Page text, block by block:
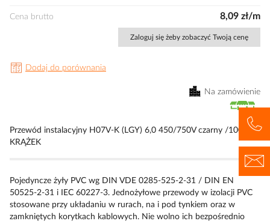
Cena brutto 8,09 zł/m
Zaloguj się żeby zobaczyć Twoją cenę
Dodaj do porównania
Na zamówienie
Przewód instalacyjny H07V-K (LGY) 6,0 450/750V czarny /100m/
KRĄŻEK
Pojedyncze żyły PVC wg DIN VDE 0285-525-2-31 / DIN EN
50525-2-31 i IEC 60227-3. Jednożyłowe przewody w izolacji PVC
stosowane przy układaniu w rurach, na i pod tynkiem oraz w
zamkniętych korytkach kablowych. Nie wolno ich bezpośrednio